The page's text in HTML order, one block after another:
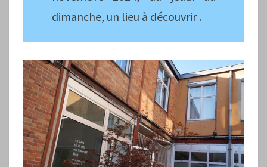
dimanche, un lieu à découvrir .